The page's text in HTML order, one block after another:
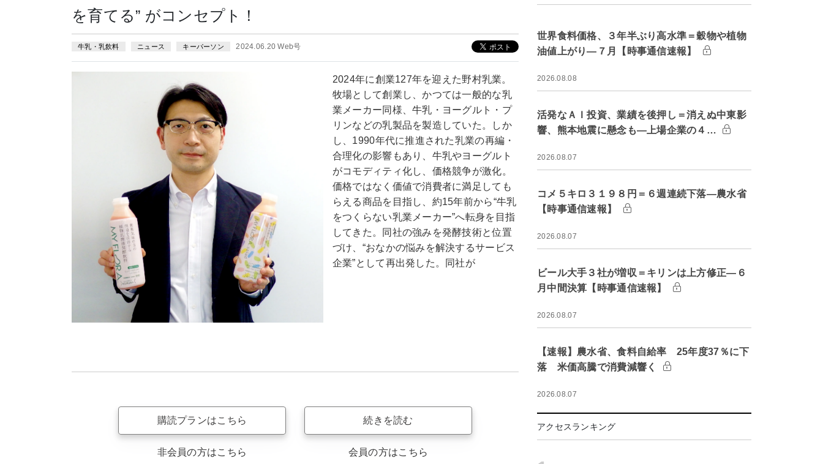
を育てる” がコンセプト！
牛乳・乳飲料 ニュース キーパーソン 2024.06.20 Web号
2024年に創業127年を迎えた野村乳業。
牧場として創業し、かつては一般的な乳
業メーカー同様、牛乳・ヨーグルト・プ
リンなどの乳製品を製造していた。しか
し、1990年代に推進された乳業の再編・
合理化の影響もあり、牛乳やヨーグルト
がコモディティ化し、価格競争が激化。
価格ではなく価値で消費者に満足しても
らえる商品を目指し、約15年前から“牛乳
をつくらない乳業メーカー”へ転身を目指
してきた。同社の強みを発酵技術と位置
づけ、“おなかの悩みを解決するサービス
企業”として再出発した。同社が
購読プランはこちら
非会員の方はこちら
続きを読む
会員の方はこちら
世界食料価格、３年半ぶり高水準＝穀物や植物
油値上がり―７月【時事通信速報】
2026.08.08
活発なＡＩ投資、業績を後押し＝消えぬ中東影
響、熊本地震に懸念も―上場企業の４…
2026.08.07
コメ５キロ３１９８円＝６週連続下落―農水省
【時事通信速報】
2026.08.07
ビール大手３社が増収＝キリンは上方修正―６
月中間決算【時事通信速報】
2026.08.07
【速報】農水省、食料自給率 25年度37％に下
落 米価高騰で消費減響く
2026.08.07
アクセスランキング